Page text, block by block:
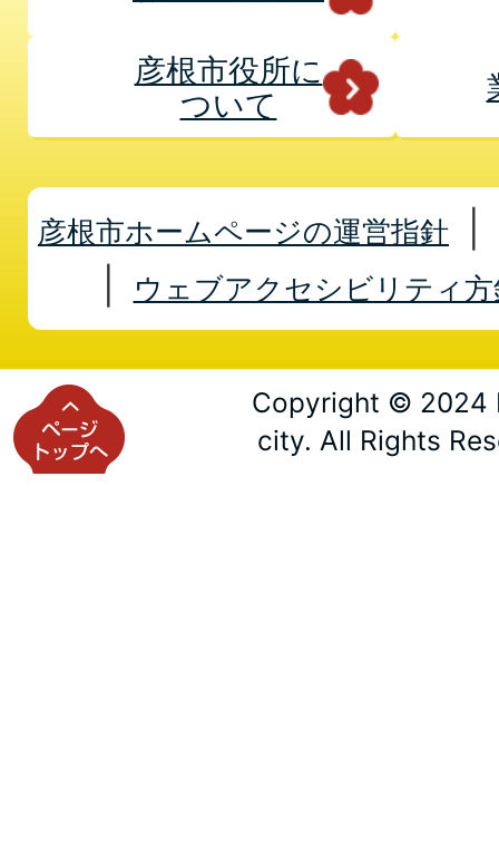
彦根市役所に
ついて
彦根市ホームページの運営指針
ウェブアクセシビリティ方
Copyright © 2024
city. All Rights